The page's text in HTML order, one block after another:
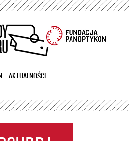
AKTUALNOŚCI